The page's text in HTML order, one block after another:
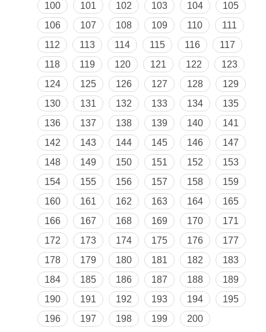
100
101 102 103 104
105
106
107 108 109 110
111
112
113 114 115 116
117
118
119 120 121 122
123
124
125 126 127 128
129
130
131 132 133 134
135
136
137 138 139 140
141
142
143 144 145 146
147
148
149 150 151 152
153
154
155 156 157 158
159
160
161 162 163 164
165
166
167 168 169 170
171
172
173 174 175 176
177
178
179 180 181 182
183
184
185 186 187 188
189
190
191 192 193 194
195
196
197 198 199 200